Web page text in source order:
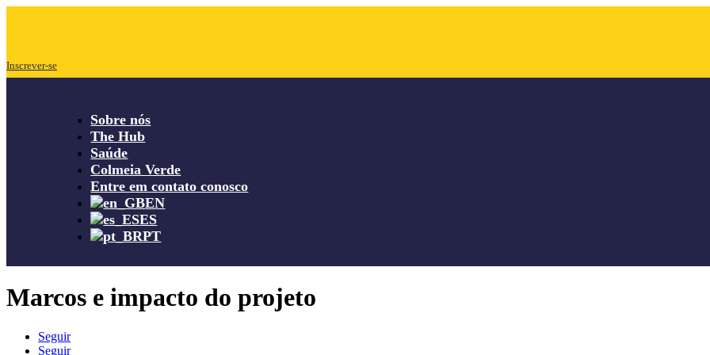
Inscrever-se
Sobre nós
The Hub
Saúde
Colmeia Verde
Entre em contato conosco
EN
ES
PT
Marcos e impacto do projeto
Seguir
Seguir